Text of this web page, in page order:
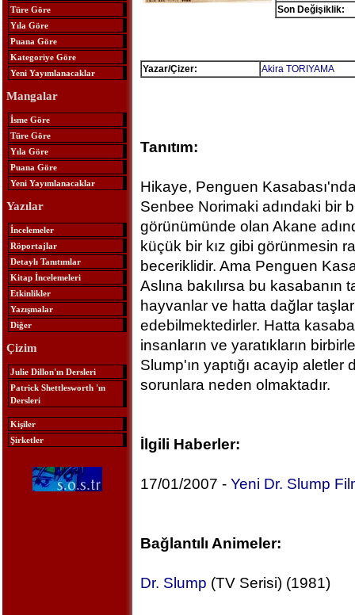
Türe Göre
Yıla Göre
Puana Göre
Kategoriye Göre
Yeni Yayımlanacaklar
Mangalar
İsme Göre
Türe Göre
Yıla Göre
Puana Göre
Yeni Yayımlanacaklar
Yazılar
İncelemeler
Röportajlar
Detaylı Tanıtımlar
Kitap İncelemeleri
Etkinlikler
Yazışmalar
Diğer
Çizim
Julie Dillon'ın Dersleri
Patrick Shettlesworth 'ın
Dersleri
Kişiler
Şirketler
Son Değişiklik:
Yazar/Çizer: Akira TORIYAMA
Tanıtım:
Hikaye, Penguen
Senbee Norimaki adındaki bir
görünümünde olan Akane
küçük bir kız gibi görünmesin
beceriklidir. Ama Penguen
Aslına bakılırsa bu
hayvanlar ve hatta dağlar
edebilmektedirler. Hatta
insanların ve yaratıkların
Slump'ın yaptığı acayip
sorunlara neden olmaktadır.
İlgili Haberler:
17/01/2007 - Yeni Dr. Slump
Bağlantılı Animeler:
Dr. Slump (TV Serisi) (1981)